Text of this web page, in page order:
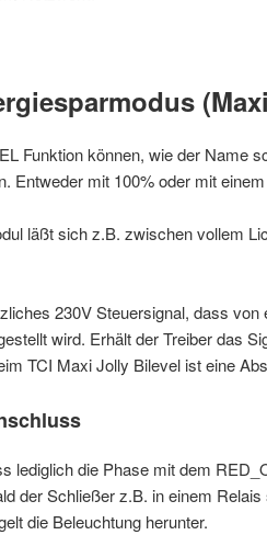
Funktion können, wie der Name
Entweder mit 100% oder mit
läßt sich z.B. zwischen vollem
230V Steuersignal, dass
wird. Erhält der Treiber das
TCI Maxi Jolly Bilevel ist eine
lediglich die Phase mit dem
der Schließer z.B. in einem
die Beleuchtung herunter.